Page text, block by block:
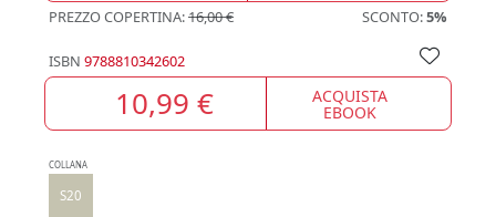
PREZZO COPERTINA:16,00 € SCONTO:5%
ISBN 9788810342602
10,99 € ACQUISTA
EBOOK
COLLANA
S20